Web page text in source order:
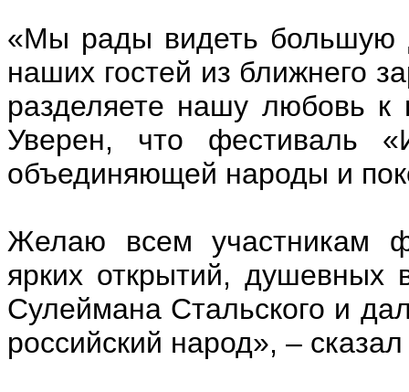
«Мы рады видеть большую
наших гостей из ближнего
разделяете нашу любовь к
Уверен, что фестиваль
объединяющей народы и
Желаю всем участникам
ярких открытий, душевных
Сулеймана Стальского и
российский народ», –